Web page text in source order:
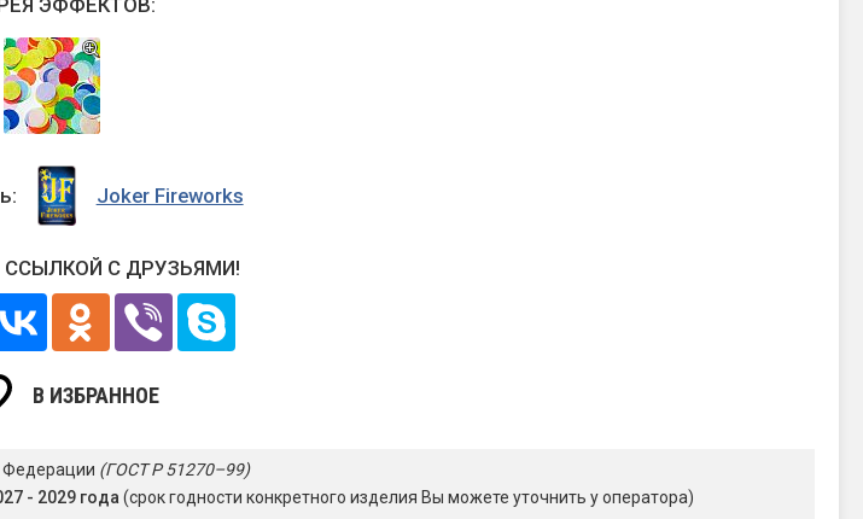
Joker Fireworks
С ДРУЗЬЯМИ!
В ИЗБРАННОЕ
Федерации (ГОСТ Р 51270–99)
- 2029 года(срок годности конкретного изделия Вы можете уточнить у оператора)